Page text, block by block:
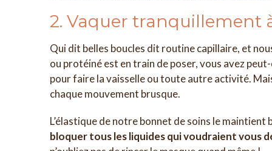
2. Vaquer tranquillement
Qui dit belles boucles dit routine capillaire, et
ou protéiné est en train de poser, vous avez
pour faire la vaisselle ou toute autre activité.
chaque mouvement brusque.
L’élastique de notre bonnet de soins le maintient
bloquer tous les liquides qui voudraient vous